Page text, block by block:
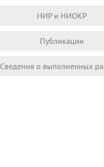
НИР и НИОКР
Публикации
Сведения о выполненных